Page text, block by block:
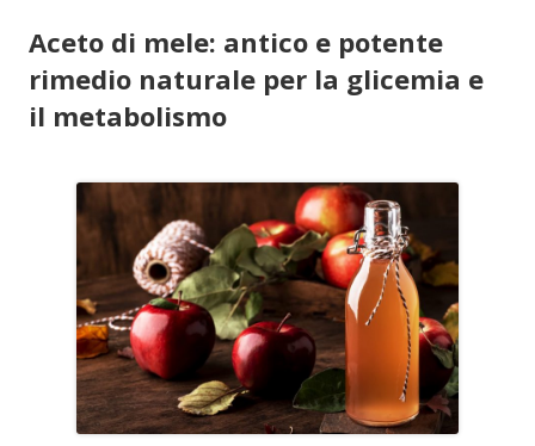
Aceto di mele: antico e potente
rimedio naturale per la glicemia e
il metabolismo